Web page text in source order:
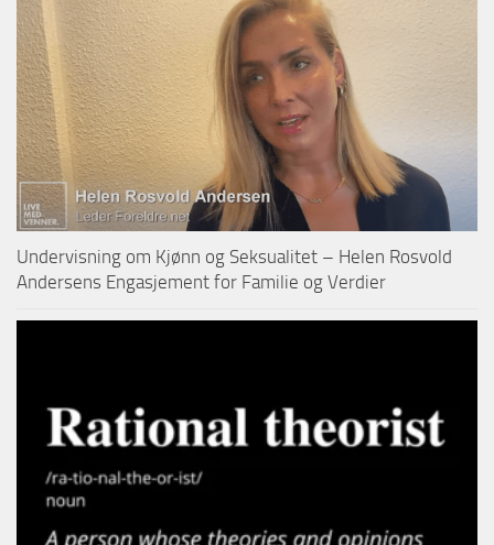
Undervisning om Kjønn og Seksualitet – Helen Rosvold
Andersens Engasjement for Familie og Verdier